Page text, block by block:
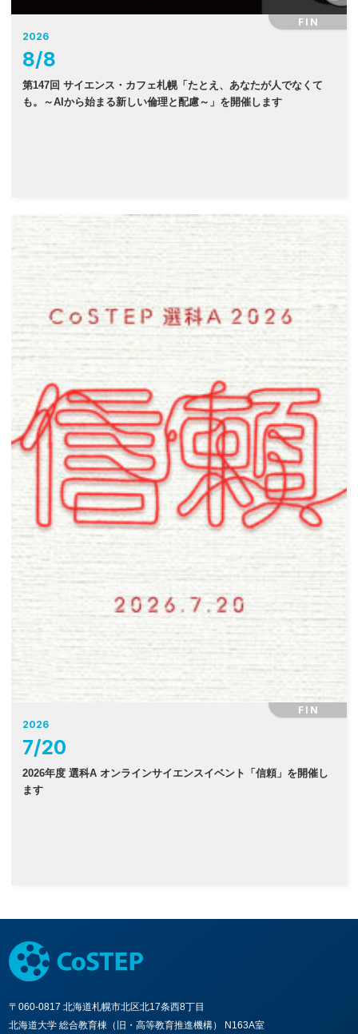
FIN
2026
8/8
第147回 サイエンス・カフェ札幌「たとえ、あなたが人でなくて
も。～AIから始まる新しい倫理と配慮～」を開催します
FIN
2026
7/20
2026年度 選科A オンラインサイエンスイベント「信頼」を開催し
ます
〒060-0817 北海道札幌市北区北17条西8丁目
北海道大学 総合教育棟（旧・高等教育推進機構） N163A室